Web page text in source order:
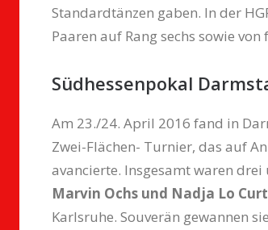
Standardtänzen gaben. In der
Paaren auf Rang sechs sowie
Südhessenpokal
Am 23./24. April 2016 fand in
Zwei-Flächen- Turnier, das auf
avancierte. Insgesamt waren
Marvin Ochs und Nadja Lo
Karlsruhe. Souverän gewannen